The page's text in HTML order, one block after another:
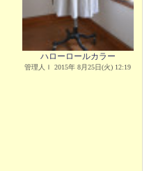
ハローロールカラー
管理人Ｉ 2015年 8月25日(火) 12:19